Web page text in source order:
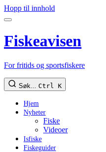
Hopp til innhold
Fiskeavisen
For fritids og sportsfiskere
Søk... Ctrl K
Hjem
Nyheter
Fiske
Videoer
Isfiske
Fiskeguider